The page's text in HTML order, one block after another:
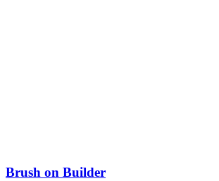
Brush on Builder